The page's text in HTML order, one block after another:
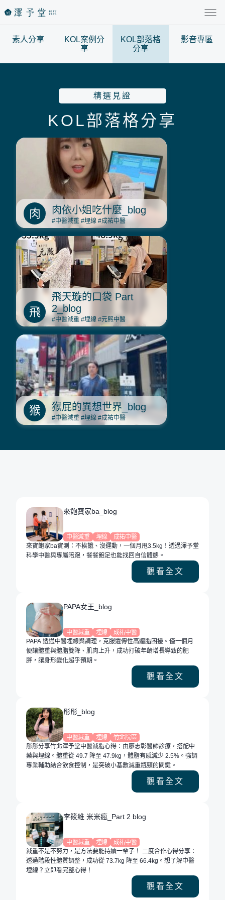
素人分享
KOL案例分
享
KOL部落格
分享
影音專區
精選見證
KOL部落格分享
肉 肉依小姐吃什麼_blog
#中醫減重 #埋線 #成祐中醫
飛
飛天璇的口袋 Part
2_blog
#中醫減重 #埋線 #元熙中醫
猴 猴屁的異想世界_blog
#中醫減重 #埋線 #成祐中醫
來飽寶家ba_blog
中醫減重 埋線
成祐中醫
來寶飽家ba實測：不挨餓、沒運動，一個月甩3.5kg！透過澤予堂
科學中醫與專屬陪跑，餐餐飽足也能找回自信體態。
觀看全文
PAPA女王_blog
中醫減重 埋線
成祐中醫
PAPA 透過中醫埋線與調理，克服遺傳性高體脂困擾。僅一個月
便讓體重與體脂雙降、肌肉上升，成功打破年齡增長導致的肥
胖，讓身形變化超乎預期。
觀看全文
彤彤_blog
中醫減重 埋線
竹北院區
彤彤分享竹北澤予堂中醫減脂心得：由廖志彰醫師診療，搭配中
藥與埋線。體重從 49.7 降至 47.9kg，體脂有感減少 2.5%。強調
專業輔助結合飲食控制，是突破小基數減重瓶頸的關鍵。
觀看全文
李筱維 米米瘋_Part 2 blog
中醫減重 埋線
成祐中醫
減重不是不努力，是方法要能持續一輩子！ 二度合作心得分享：
透過階段性體質調整，成功從 73.7kg 降至 66.4kg。想了解中醫
埋線？立即看完整心得！
觀看全文